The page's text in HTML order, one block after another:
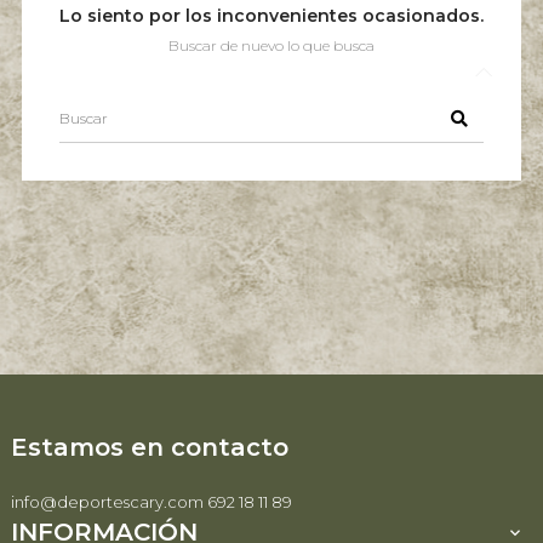
Lo siento por los inconvenientes ocasionados.
Buscar de nuevo lo que busca
Estamos en contacto
info@deportescary.com 692 18 11 89
INFORMACIÓN 